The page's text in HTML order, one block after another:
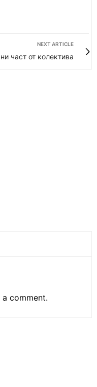
NEXT ARTICLE
част от колектива
comment.